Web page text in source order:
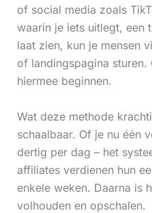
of social media zoals
waarin je iets uitlegt, een
laat zien, kun je mensen
of landingspagina
hiermee beginnen.
Wat deze methode
schaalbaar. Of je nu één
dertig per dag – het
affiliates verdienen hun
enkele weken. Daarna is
volhouden en opschalen.